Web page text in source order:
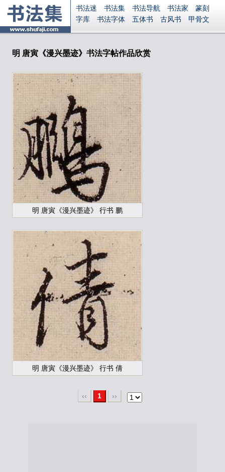
书法迷 书法集 书法导航 书法家
篆刻
字库
书法字体 五体书 古风书
甲骨文
集字
字形 大字 篆刻之家
起名
识字 英语 印章
P图宝
安全网站
显广告 捐赠
明 唐寅《漫兴墨迹》书法字帖作品欣赏
明 唐寅《漫兴墨迹》 行书 鹏
明 唐寅《漫兴墨迹》 行书 倩
‹‹ 1 ››